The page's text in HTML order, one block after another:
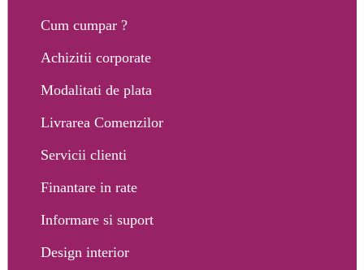
Cum cumpar ?
Achizitii corporate
Modalitati de plata
Livrarea Comenzilor
Servicii clienti
Finantare in rate
Informare si suport
Design interior